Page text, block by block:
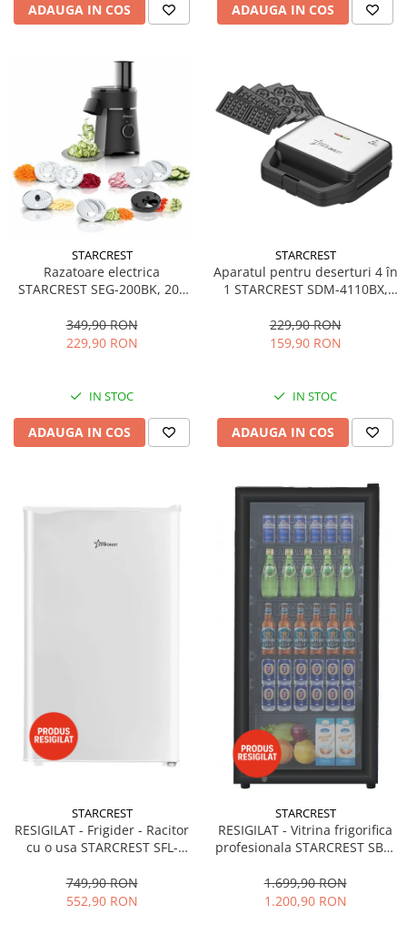
ADAUGA IN COS ADAUGA IN COS
STARCREST
Razatoare electrica
STARCREST SEG-200BK, 200
349,90 RON
229,90 RON
IN STOC
ADAUGA IN COS
STARCREST
Aparatul pentru deserturi 4 în
1 STARCREST SDM-4110BX,
invelis ceramic pentru vafe,
nuci, gogosi si smile
229,90 RON
159,90 RON
IN STOC
ADAUGA IN COS
STARCREST
RESIGILAT - Frigider - Racitor
cu o usa STARCREST SFL-
92L, Iluminare interioara,H 83
cm, Alb
749,90 RON
552,90 RON
STARCREST
RESIGILAT - Vitrina frigorifica
profesionala STARCREST SBC-
reglabil, Iluminare LED, H 104
cm, Negru
1.699,90 RON
1.200,90 RON